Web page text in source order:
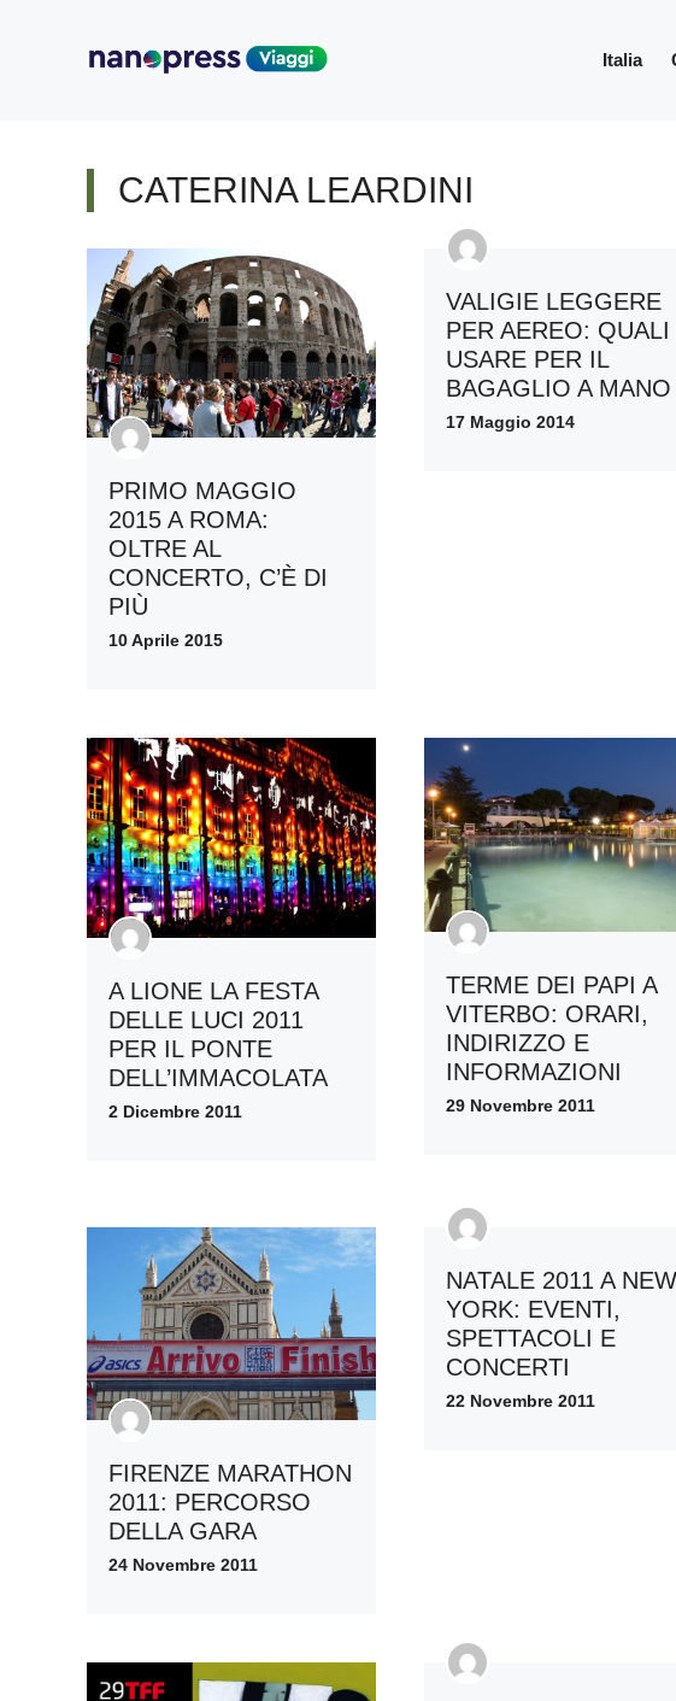
Italia
CATERINA LEARDINI
PRIMO MAGGIO
2015 A ROMA:
OLTRE AL
CONCERTO, C’È DI
PIÙ
10 Aprile 2015
VALIGIE LEGGERE
PER AEREO: QUALI
USARE PER IL
BAGAGLIO A MANO
17 Maggio 2014
A LIONE LA FESTA
DELLE LUCI 2011
PER IL PONTE
DELL’IMMACOLATA
2 Dicembre 2011
TERME DEI PAPI A
VITERBO: ORARI,
INDIRIZZO E
INFORMAZIONI
29 Novembre 2011
FIRENZE MARATHON
2011: PERCORSO
DELLA GARA
24 Novembre 2011
NATALE 2011 A NEW
YORK: EVENTI,
SPETTACOLI E
CONCERTI
22 Novembre 2011